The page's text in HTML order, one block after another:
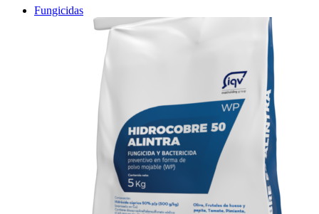
Fungicidas